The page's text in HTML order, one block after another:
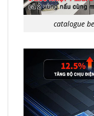
catalogue